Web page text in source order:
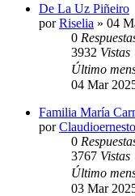
De La Uz Piñeiro
porRiselia » 04
0
3932 Vistas
Último
04 Mar
Familia María
porClaudioernesto
0
3767 Vistas
Último
03 Mar